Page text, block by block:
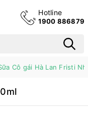
Hotline
1900 886879
Cô gái Hà Lan Fristi